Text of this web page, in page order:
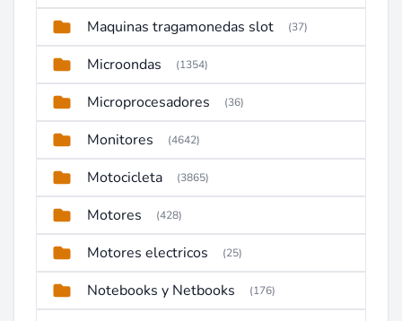
Maquinas tragamonedas slot (37)
Microondas (1354)
Microprocesadores (36)
Monitores (4642)
Motocicleta (3865)
Motores (428)
Motores electricos (25)
Notebooks y Netbooks (176)